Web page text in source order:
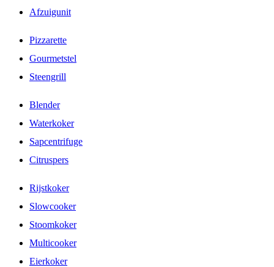
Afzuigunit
Pizzarette
Gourmetstel
Steengrill
Blender
Waterkoker
Sapcentrifuge
Citruspers
Rijstkoker
Slowcooker
Stoomkoker
Multicooker
Eierkoker